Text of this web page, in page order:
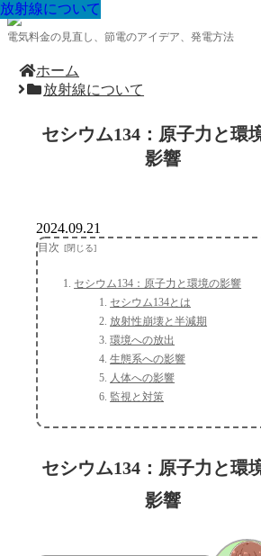
電気料金の見直し、節電のアイデア、発電方法
ホーム
放射線について
セシウム134：原子力と環
影響
放射線について
2024.09.21
目次
セシウム134：原子力と環境の影響
セシウム134とは
放射性崩壊と半減期
環境への放出
生態系への影響
人体への影響
監視と対策
セシウム134：原子力と環
影響
放射線について
放射線について
放射線について
放射線について
放射線について
放射線について
放射線について
放射線について